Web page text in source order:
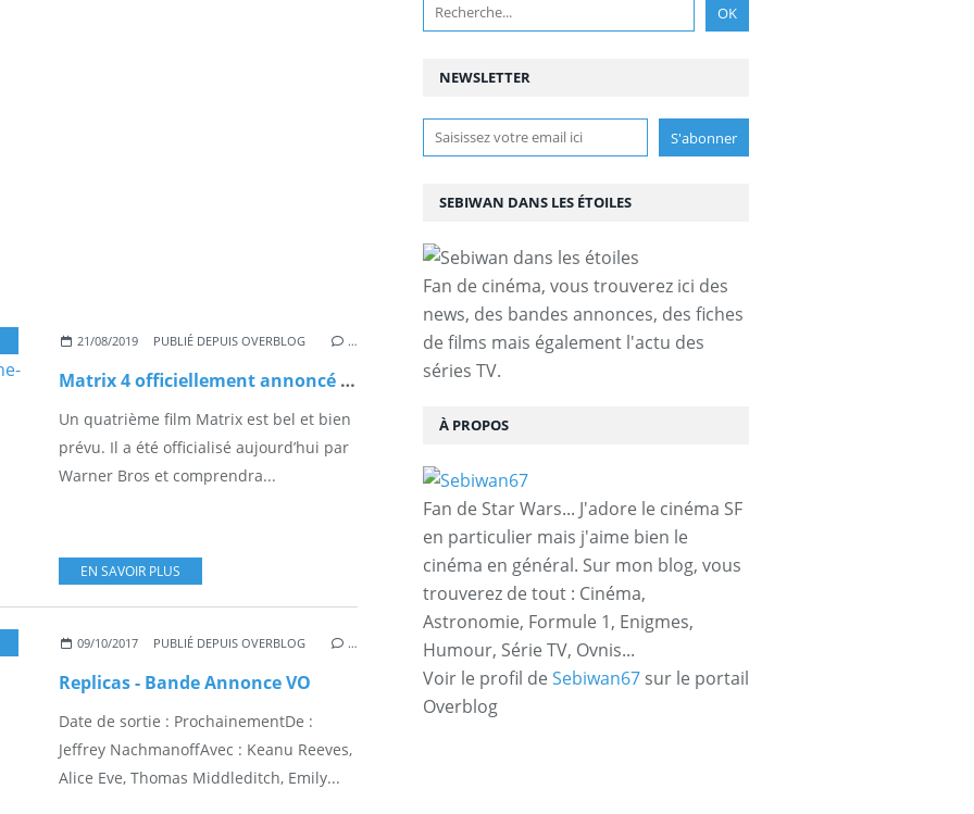
,ACTUS CINÉ CINEMA-DVD
21/08/2019 PUBLIÉ DEPUIS OVERBLOG …
Matrix 4 officiellement annoncé avec Keanu Reeves et Carrie Anne-Moss
Un quatrième film Matrix est bel et bien
prévu. Il a été officialisé aujourd’hui par
Warner Bros et comprendra...
EN SAVOIR PLUS
,CINEMA-DVD
09/10/2017 PUBLIÉ DEPUIS OVERBLOG …
Replicas - Bande Annonce VO
Date de sortie : ProchainementDe :
Jeffrey NachmanoffAvec : Keanu Reeves,
Alice Eve, Thomas Middleditch, Emily...
NEWSLETTER
SEBIWAN DANS LES ÉTOILES
Fan de cinéma, vous trouverez ici des
news, des bandes annonces, des fiches
de films mais également l'actu des
séries TV.
À PROPOS
Fan de Star Wars... J'adore le cinéma SF
en particulier mais j'aime bien le
cinéma en général. Sur mon blog, vous
trouverez de tout : Cinéma,
Astronomie, Formule 1, Enigmes,
Humour, Série TV, Ovnis...
Voir le profil de Sebiwan67 sur le portail
Overblog